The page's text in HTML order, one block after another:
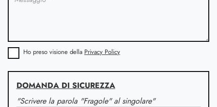
Ho preso visione della Privacy Policy
DOMANDA DI SICUREZZA
"Scrivere la parola "Fragole" al singolare"